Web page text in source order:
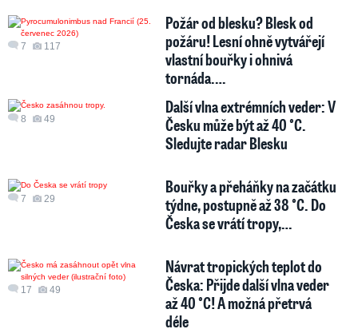
7 117
Požár od blesku? Blesk od
požáru! Lesní ohně vytvářejí
vlastní bouřky i ohnivá
tornáda.…
8 49
Další vlna extrémních veder: V
Česku může být až 40 °C.
Sledujte radar Blesku
7 29
Bouřky a přeháňky na začátku
týdne, postupně až 38 °C. Do
Česka se vrátí tropy,…
17 49
Návrat tropických teplot do
Česka: Přijde další vlna veder
až 40 °C! A možná přetrvá
déle